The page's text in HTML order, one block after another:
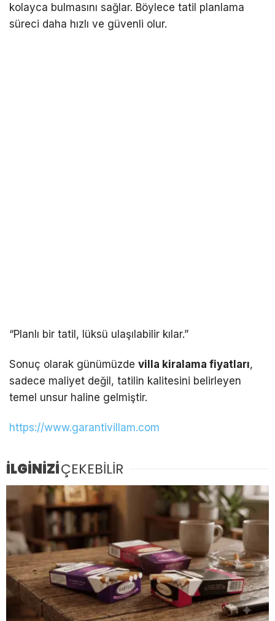
kolayca bulmasını sağlar. Böylece tatil planlama
süreci daha hızlı ve güvenli olur.
“Planlı bir tatil, lüksü ulaşılabilir kılar.”
Sonuç olarak günümüzde villa kiralama fiyatları,
sadece maliyet değil, tatilin kalitesini belirleyen
temel unsur haline gelmiştir.
https://www.garantivillam.com
İLGİNİZİÇEKEBİLİR